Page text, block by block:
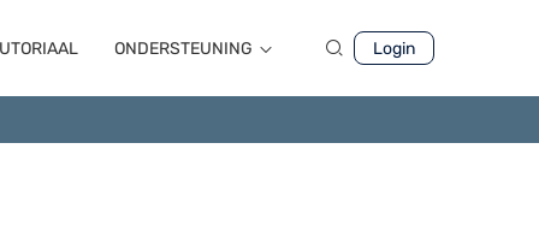
ONDERSTEUNING Login